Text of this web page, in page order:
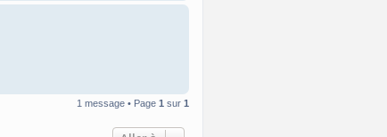
a
1 message • Page 1 sur 1